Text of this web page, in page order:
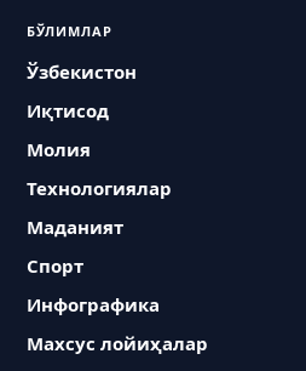
БЎЛИМЛАР
Ўзбекистон
Иқтисод
Молия
Технологиялар
Маданият
Спорт
Инфографика
Махсус лойиҳалар